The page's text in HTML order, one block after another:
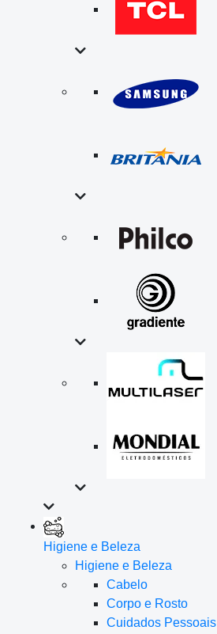
Higiene e Beleza
Higiene e Beleza
Cabelo
Corpo e Rosto
Cuidados Pessoais